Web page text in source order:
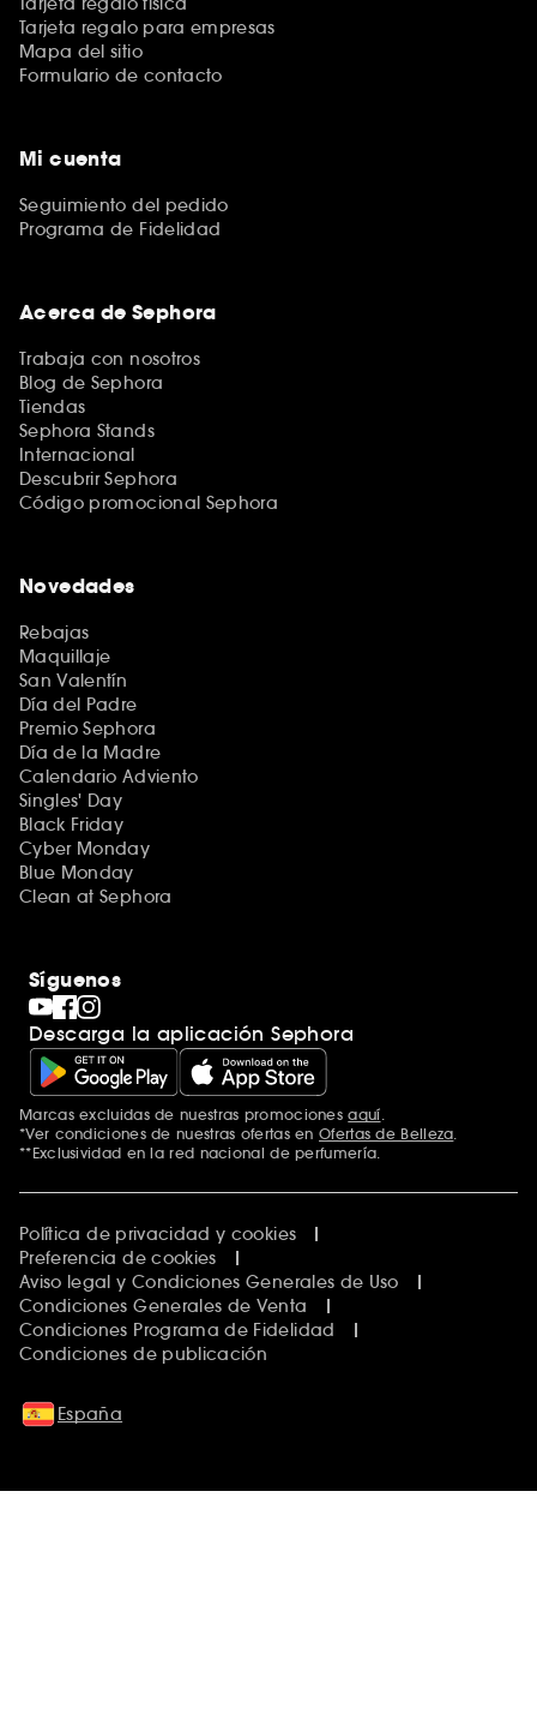
Tarjeta regalo para empresas
Mapa del sitio
Formulario de contacto
Mi cuenta
Seguimiento del pedido
Programa de Fidelidad
Acerca de Sephora
Trabaja con nosotros
Blog de Sephora
Tiendas
Sephora Stands
Internacional
Descubrir Sephora
Código promocional Sephora
Novedades
Rebajas
Maquillaje
San Valentín
Día del Padre
Premio Sephora
Día de la Madre
Calendario Adviento
Singles' Day
Black Friday
Cyber Monday
Blue Monday
Clean at Sephora
Síguenos
Descarga la aplicación Sephora
Marcas excluidas de nuestras promocionesaquí.
*Ver condiciones de nuestras ofertas en Ofertas de Belleza.
**Exclusividad en la red nacional de perfumería.
Política de privacidad y cookies
Preferencia de cookies
Aviso legal y Condiciones Generales de Uso
Condiciones Generales de Venta
Condiciones Programa de Fidelidad
Condiciones de publicación
España